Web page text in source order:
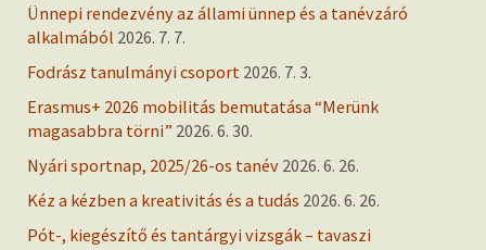
Ünnepi rendezvény az állami ünnep és a tanévzáró
alkalmából 2026. 7. 7.
Fodrász tanulmányi csoport 2026. 7. 3.
Erasmus+ 2026 mobilitás bemutatása “Merünk
magasabbra törni” 2026. 6. 30.
Nyári sportnap, 2025/26-os tanév 2026. 6. 26.
Kéz a kézben a kreativitás és a tudás 2026. 6. 26.
Pót-, kiegészítő és tantárgyi vizsgák – tavaszi